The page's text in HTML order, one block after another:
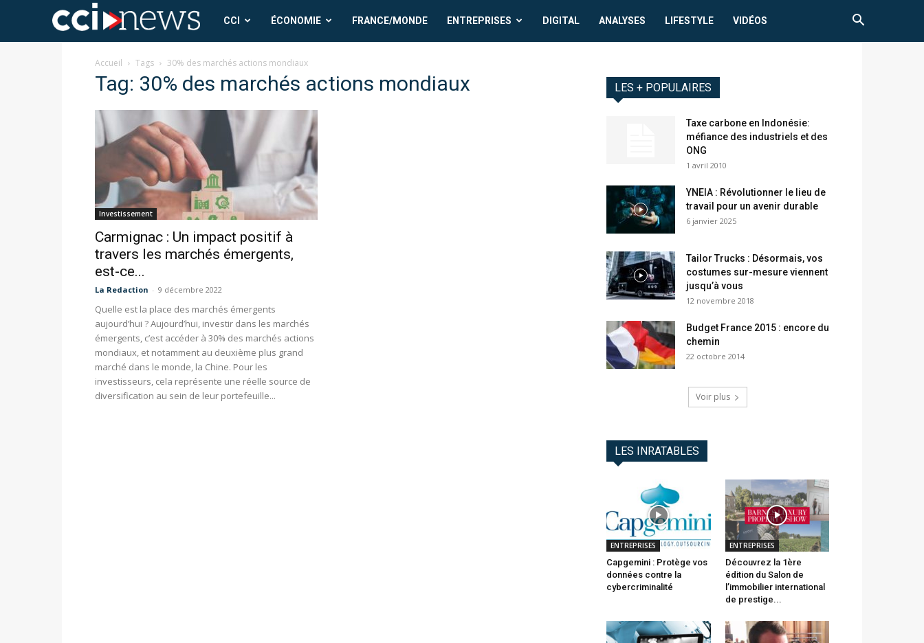
CCI
News
CCI ÉCONOMIE FRANCE/MONDE ENTREPRISES DIGITAL ANALYSES LIFESTYLE VIDÉOS
Accueil Tags 30% des marchés actions mondiaux
Tag: 30% des marchés actions mondiaux
Investissement
Carmignac : Un impact positif à
travers les marchés émergents,
est-ce...
La Redaction - 9 décembre 2022
Quelle est la place des marchés émergents
aujourd’hui ? Aujourd’hui, investir dans les marchés
émergents, c’est accéder à 30% des marchés actions
mondiaux, et notamment au deuxième plus grand
marché dans le monde, la Chine. Pour les
investisseurs, cela représente une réelle source de
diversification au sein de leur portefeuille...
LES + POPULAIRES
Taxe carbone en Indonésie:
méfiance des industriels et des
ONG
1 avril 2010
YNEIA : Révolutionner le lieu de
travail pour un avenir durable
6 janvier 2025
Tailor Trucks : Désormais, vos
costumes sur-mesure viennent
jusqu’à vous
12 novembre 2018
Budget France 2015 : encore du
chemin
22 octobre 2014
Voir plus
LES INRATABLES
ENTREPRISES
Capgemini : Protège vos
données contre la
cybercriminalité
ENTREPRISES
Découvrez la 1ère
édition du Salon de
l’immobilier international
de prestige...